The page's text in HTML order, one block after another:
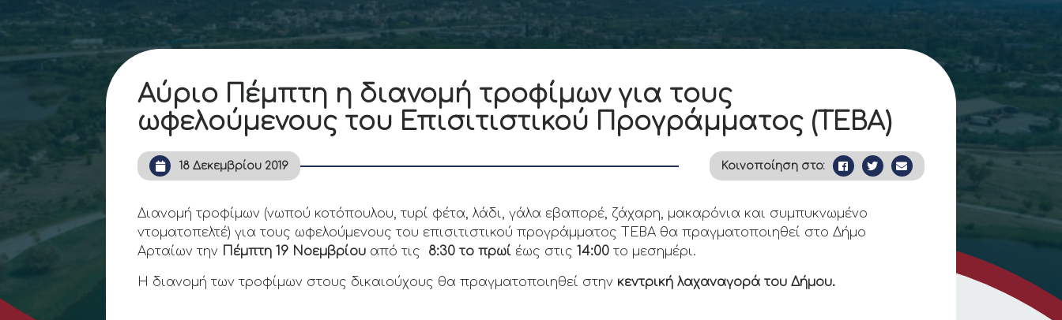
Αύριο Πέμπτη η διανομή τροφίμων για τους
ωφελούμενους του Επισιτιστικού Προγράμματος (ΤΕΒΑ)
18 Δεκεμβρίου 2019 Κοινοποίηση στο:
Διανομή τροφίμων (νωπού κοτόπουλου, τυρί φέτα, λάδι, γάλα εβαπορέ, ζάχαρη, μακαρόνια και συμπυκνωμένο
ντοματοπελτέ) για τους ωφελούμενους του επισιτιστικού προγράμματος ΤΕΒΑ θα πραγματοποιηθεί στο Δήμο
Αρταίων την Πέμπτη 19 Νοεμβρίου από τις 8:30το πρωί έως στις14:00το μεσημέρι.
Η διανομή των τροφίμων στους δικαιούχους θα πραγματοποιηθεί στην κεντρική λαχαναγορά του Δήμου.